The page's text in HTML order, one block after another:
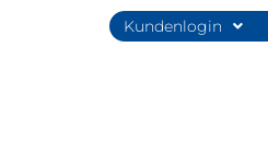
Kundenlogin